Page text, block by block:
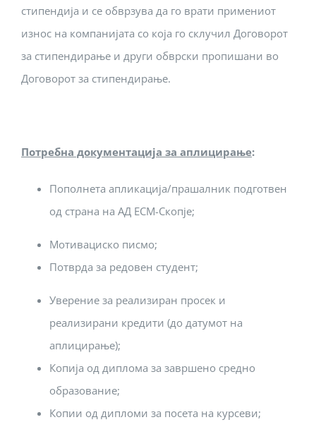
стипендија и се обврзува да го врати примениот
износ на компанијата со која го склучил Договорот
за стипендирање и други обврски пропишани во
Договорот за стипендирање.
Потребна документација за аплицирање:
Пополнета апликација/прашалник подготвен
од страна на АД ЕСМ-Скопје;
Мотивациско писмо;
Потврда за редовен студент;
Уверение за реализиран просек и
реализирани кредити (до датумот на
аплицирање);
Копија од диплома за завршено средно
образование;
Копии од дипломи за посета на курсеви;